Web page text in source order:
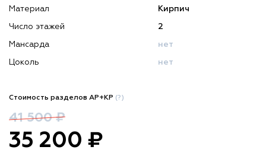
Материал Кирпич
Число этажей 2
Мансарда нет
Цоколь нет
Стоимость разделов АР+КР (?)
41 500 ₽
35 200 ₽